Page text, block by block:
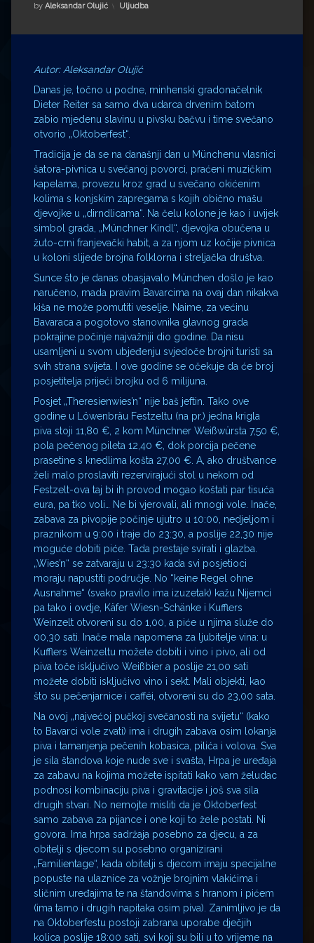
Impressum
Milenko Strižak
Drugi autori
Drugi autori
Matea Andrić
Ljiljana Lekanić-Kljaić
Željko Krznarić
Mario Lovreković
Miroslav Šantek
by Aleksandar Olujić Kategorije:
Uljudba
Autor: Aleksandar Olujić
Danas je, točno u podne, minhenski gradonačelnik
Dieter Reiter sa samo dva udarca drvenim batom
zabio mjedenu slavinu u pivsku bačvu i time svečano
otvorio „Oktoberfest“.
Tradicija je da se na današnji dan u Münchenu vlasnici
šatora-pivnica u svečanoj povorci, praćeni muzičkim
kapelama, provezu kroz grad u svečano okićenim
kolima s konjskim zapregama s kojih obično mašu
djevojke u „dirndlicama“. Na čelu kolone je kao i uvijek
simbol grada, „Münchner Kindl“, djevojka obučena u
žuto-crni franjevački habit, a za njom uz kočije pivnica
u koloni slijede brojna folklorna i streljačka društva.
Sunce što je danas obasjavalo München došlo je kao
naručeno, mada pravim Bavarcima na ovaj dan nikakva
kiša ne može pomutiti veselje. Naime, za većinu
Bavaraca a pogotovo stanovnika glavnog grada
pokrajine počinje najvažniji dio godine. Da nisu
usamljeni u svom ubjeđenju svjedoče brojni turisti sa
svih strana svijeta. I ove godine se očekuje da će broj
posjetitelja prijeći brojku od 6 milijuna.
Posjet „Theresienwies’n“ nije baš jeftin. Tako ove
godine u Löwenbräu Festzeltu (na pr.) jedna krigla
piva stoji 11,80 €, 2 kom Münchner Weißwürsta 7,50 €,
pola pečenog pileta 12,40 €, dok porcija pečene
prasetine s knedlima košta 27,00 €. A, ako društvance
želi malo proslaviti rezervirajući stol u nekom od
Festzelt-ova taj bi ih provod mogao koštati par tisuća
eura, pa tko voli… Ne bi vjerovali, ali mnogi vole. Inače,
zabava za pivopije počinje ujutro u 10:00, nedjeljom i
praznikom u 9:00 i traje do 23:30, a poslije 22,30 nije
moguće dobiti piće. Tada prestaje svirati i glazba.
„Wies’n“ se zatvaraju u 23:30 kada svi posjetioci
moraju napustiti područje. No “keine Regel ohne
Ausnahme“ (svako pravilo ima izuzetak) kažu Nijemci
pa tako i ovdje, Käfer Wiesn-Schänke i Kufflers
Weinzelt otvoreni su do 1,00, a piće u njima služe do
00,30 sati. Inače mala napomena za ljubitelje vina: u
Kufflers Weinzeltu možete dobiti i vino i pivo, ali od
piva toče isključivo Weißbier a poslije 21,00 sati
možete dobiti isključivo vino i sekt. Mali objekti, kao
što su pečenjarnice i cafféi, otvoreni su do 23,00 sata.
Na ovoj „najvećoj pučkoj svečanosti na svijetu“ (kako
to Bavarci vole zvati) ima i drugih zabava osim lokanja
piva i tamanjenja pečenih kobasica, pilića i volova. Sva
je sila štandova koje nude sve i svašta, Hrpa je uređaja
za zabavu na kojima možete ispitati kako vam želudac
podnosi kombinaciju piva i gravitacije i još sva sila
drugih stvari. No nemojte misliti da je Oktoberfest
samo zabava za pijance i one koji to žele postati. Ni
govora. Ima hrpa sadržaja posebno za djecu, a za
obitelji s djecom su posebno organizirani
„Familientage“, kada obitelji s djecom imaju specijalne
popuste na ulaznice za vožnje brojnim vlakićima i
sličnim uređajima te na štandovima s hranom i pićem
(ima tamo i drugih napitaka osim piva). Zanimljivo je da
na Oktoberfestu postoji zabrana uporabe dječjih
kolica poslije 18:00 sati, svi koji su bili u to vrijeme na